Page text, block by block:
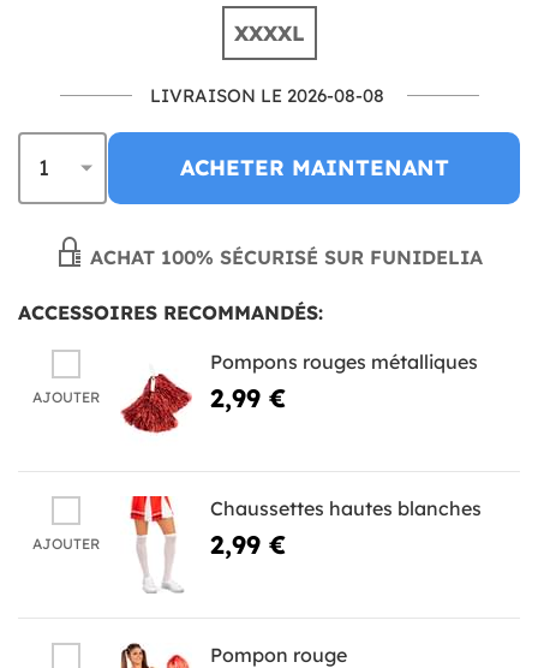
XXXXL
LIVRAISON LE 2026-08-08
ACHETER MAINTENANT
ACHAT 100% SÉCURISÉ SUR FUNIDELIA
ACCESSOIRES RECOMMANDÉS:
AJOUTER
Pompons rouges métalliques
2,99 €
AJOUTER
Chaussettes hautes blanches
2,99 €
Pompon rouge